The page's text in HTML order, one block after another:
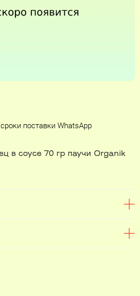
поставки WhatsApp
в соусе 70 гр паучи Organik